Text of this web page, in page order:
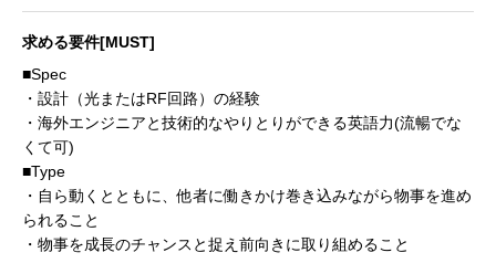
求める要件[MUST]
■Spec
・設計（光またはRF回路）の経験
・海外エンジニアと技術的なやりとりができる英語力(流暢でな
くて可)
■Type
・自ら動くとともに、他者に働きかけ巻き込みながら物事を進め
られること
・物事を成長のチャンスと捉え前向きに取り組めること